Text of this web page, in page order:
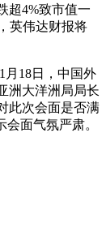
超4%致市值一
英伟达财报将
月18日，中国外
洲大洋洲局局长
此次会面是否满
面气氛严肃。